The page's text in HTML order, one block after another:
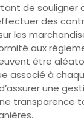
de souligner
des
les
aux
être
associé à
une
transparence